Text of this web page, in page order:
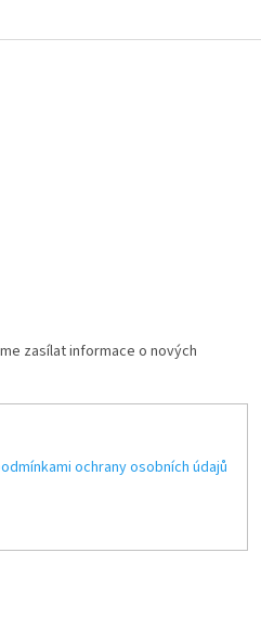
zasílat informace o nových
ochrany osobních údajů